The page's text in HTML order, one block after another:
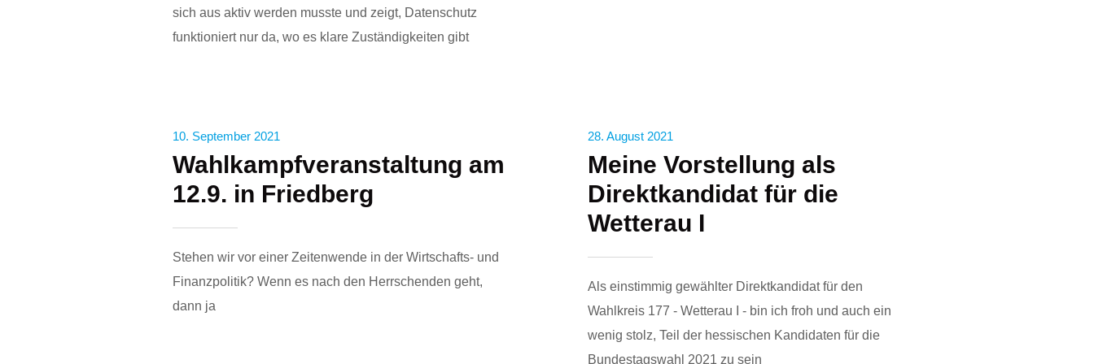
sich aus aktiv werden musste und zeigt, Datenschutz
funktioniert nur da, wo es klare Zuständigkeiten gibt
10. September 2021
Wahlkampfveranstaltung am
12.9. in Friedberg
Stehen wir vor einer Zeitenwende in der Wirtschafts- und
Finanzpolitik? Wenn es nach den Herrschenden geht,
dann ja
28. August 2021
Meine Vorstellung als
Direktkandidat für die
Wetterau I
Als einstimmig gewählter Direktkandidat für den
Wahlkreis 177 - Wetterau I - bin ich froh und auch ein
wenig stolz, Teil der hessischen Kandidaten für die
Bundestagswahl 2021 zu sein